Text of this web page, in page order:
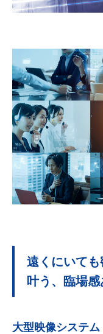
遠くにいて
叶う、臨場
大型映像システム